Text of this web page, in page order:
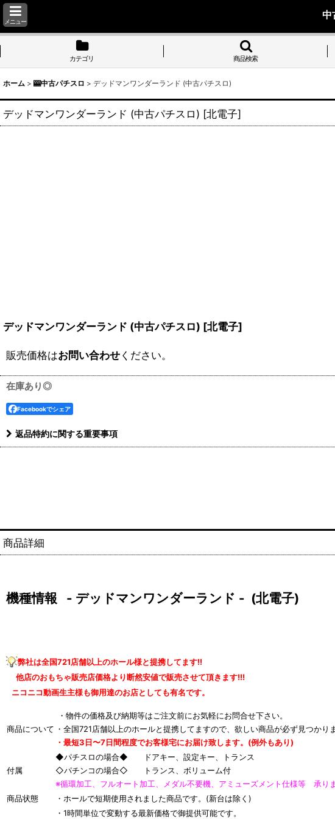
メニュー
中
カテゴリ 商品検索
ホーム > 🎰中古パチスロ > デッドマンワンダーランド (中古パチスロ)
デッドマンワンダーランド (中古パチスロ) [北電子]
デッドマンワンダーランド (中古パチスロ) [北電子]
販売価格はお問い合わせください。
在庫あり◎
Facebookでシェア
返品特約に関する重要事項
商品詳細
機種情報 - デッドマンワンダーランド - (北電子)
弊社は全国721店舗以上のホール様と提携してます!!
他店のおもちゃ販売店価格より断然安値で販売させて頂きます!!!
ニコニコ動画生主様も御用達のお店としても有名です。
商品について
・物件の価格及び納期等はご注文前にお気軽にお問合せ下さい。
・全国721店舗以上のホールと提携してますので、欲しい商品が必ず見つかりま
・最短3日〜7日間程度でお客様宅にお届け致します。(例外もあり)
付属
◆パチスロの場合◆ ドアキー、設定キー、トランス
◇パチンコの場合◇ トランス、ボリューム付
※循環加工、フルオート加工、メダル不要機、アミューズメント仕様等 承りま
商品状態
・ホールで短期使用されました商品です。(新台は除く)
・1時間単位で変動する最新価格で御提供可能です。